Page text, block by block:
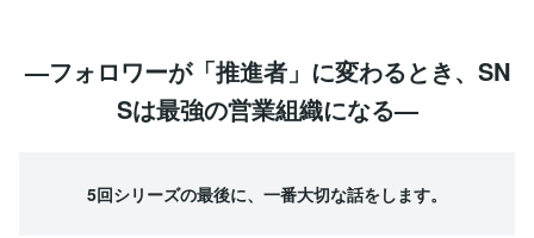
—フォロワーが「推進者」に変わるとき、SN
Sは最強の営業組織になる—
5回シリーズの最後に、一番大切な話をします。